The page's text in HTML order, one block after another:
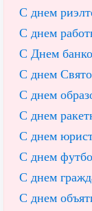
С днем
С днем
С Днем
С днем
С днем
С днем
С днем
С днем
С днем
С днем